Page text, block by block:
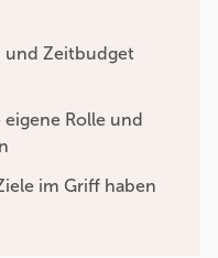
und Zeitbudget
Rolle und
im Griff haben